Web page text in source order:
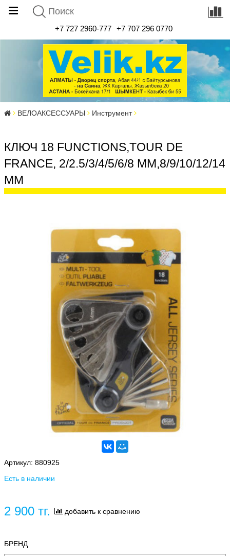
+7 727 2960-777 +7 707 296 0770
ВЕЛОАКСЕССУАРЫ Инструмент
КЛЮЧ 18 FUNCTIONS,TOUR DE
FRANCE, 2/2.5/3/4/5/6/8 MM,8/9/10/12/14
MM
Артикул: 880925
Есть в наличии
2 900 тг. добавить к сравнению
БРЕНД